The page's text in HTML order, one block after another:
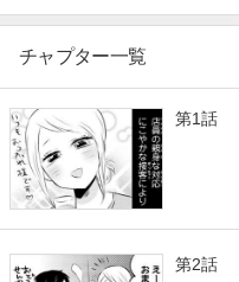
に大暴露！
チャプター一覧
第1話
第2話